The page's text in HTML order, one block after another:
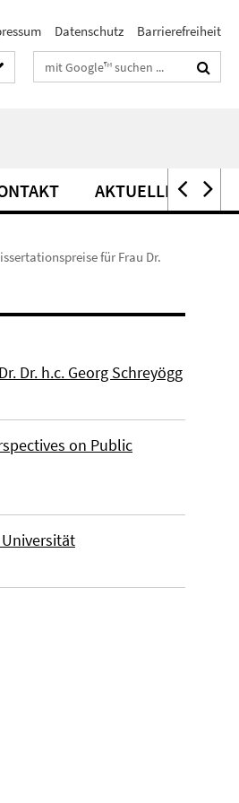
Datenschutz Barrierefreiheit
Suchbegriffe
AKTUELLES
für Frau Dr.
Dr. h.c. Georg Schreyögg
on Public